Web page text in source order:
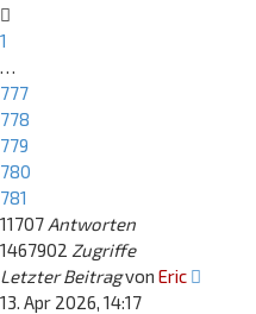
1
…
777
778
779
780
781
11707 Antworten
1467902 Zugriffe
Letzter Beitragvon Eric
13. Apr 2026, 14:17